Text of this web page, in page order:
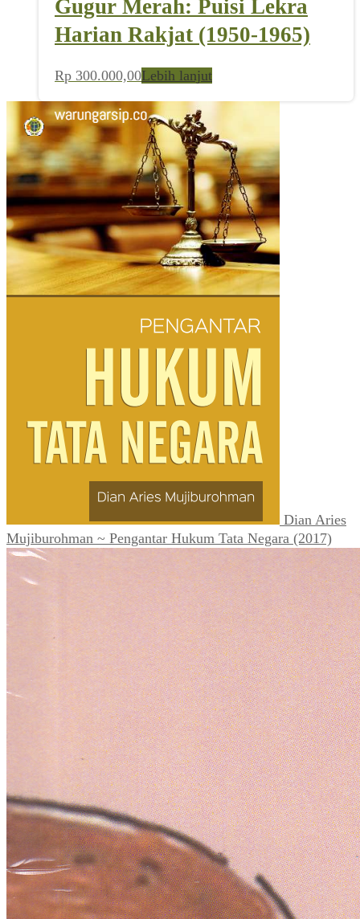
Gugur Merah: Puisi Lekra
Harian Rakjat (1950-1965)
Rp 300.000,00Lebih lanjut
Dian Aries
Mujiburohman ~ Pengantar Hukum Tata Negara (2017)